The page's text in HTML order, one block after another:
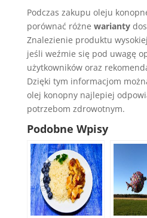
Podczas zakupu oleju
porównać różne warianty
Znalezienie produktu
jeśli weźmie się pod uwagę
użytkowników oraz
Dzięki tym informacjom
olej konopny najlepiej
potrzebom zdrowotnym.
Podobne Wpisy